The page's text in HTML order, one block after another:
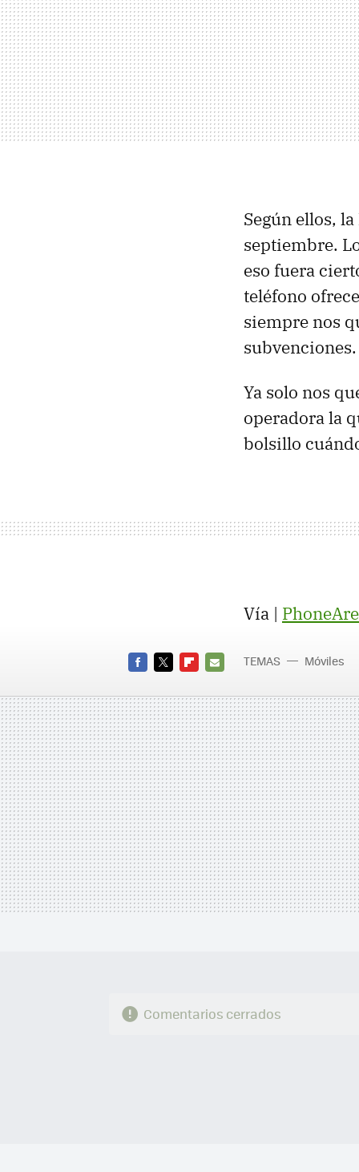
Según ellos, la
septiembre.
eso fuera
teléfono
siempre nos
subvenciones.
Ya solo nos
operadora la
bolsillo
Vía |
MAIL
TEMAS Móviles
Comentarios cerrados